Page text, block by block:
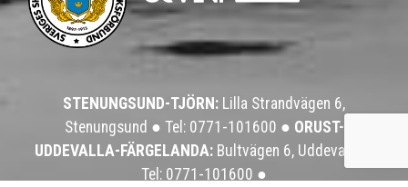
STENUNGSUND-TJÖRN: Lilla Strandvägen 6,
Stenungsund ● Tel: 0771-101600 ● ORUST-
UDDEVALLA-FÄRGELANDA: Bultvägen 6, Uddevalla ●
Tel: 0771-101600 ●